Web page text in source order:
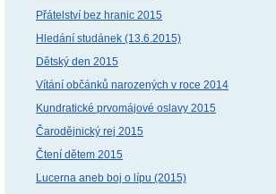
Přátelství bez hranic 2015
Hledání studánek (13.6.2015)
Dětský den 2015
Vítání občánků narozených v roce 2014
Kundratické prvomájové oslavy 2015
Čarodějnický rej 2015
Čtení dětem 2015
Lucerna aneb boj o lípu (2015)